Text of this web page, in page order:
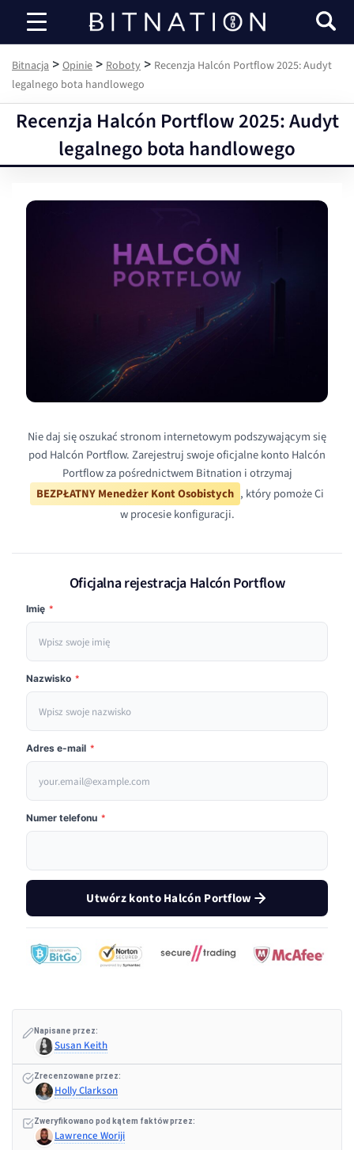
Bitnacja
Bitnacja > Opinie > Roboty > Recenzja Halcón Portflow 2025: Audyt
legalnego bota handlowego
Recenzja Halcón Portflow 2025: Audyt
legalnego bota handlowego
Nie daj się oszukać stronom internetowym podszywającym się
pod Halcón Portflow. Zarejestruj swoje oficjalne konto Halcón
Portflow za pośrednictwem Bitnation i otrzymaj
BEZPŁATNY Menedżer Kont Osobistych , który pomoże Ci
w procesie konfiguracji.
Oficjalna rejestracja Halcón Portflow
Imię *
Nazwisko *
Adres e-mail *
Numer telefonu *
Utwórz konto Halcón Portflow
Napisane przez:
Susan Keith
Zrecenzowane przez:
Holly Clarkson
Zweryfikowano pod kątem faktów przez:
Lawrence Woriji